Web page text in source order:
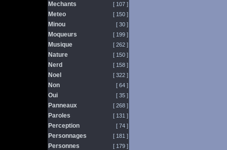
Mechants [ 107 ]
Meteo [ 150 ]
Minou [ 30 ]
Moqueurs [ 199 ]
Musique [ 262 ]
Nature [ 150 ]
Nerd [ 158 ]
Noel [ 322 ]
Non [ 64 ]
Oui [ 35 ]
Panneaux [ 268 ]
Paroles [ 131 ]
Perception [ 74 ]
Personnages [ 181 ]
Personnes [ 179 ]